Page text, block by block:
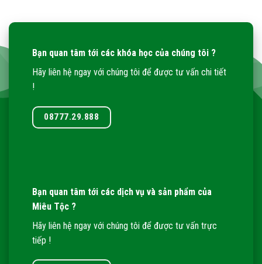
Bạn quan tâm tới các khóa học của chúng tôi ?
Hãy liên hệ ngay với chúng tôi để được tư vấn chi tiết
!
08777.29.888
Bạn quan tâm tới các dịch vụ và sản phẩm của
Miêu Tộc ?
Hãy liên hệ ngay với chúng tôi để được tư vấn trực
tiếp !